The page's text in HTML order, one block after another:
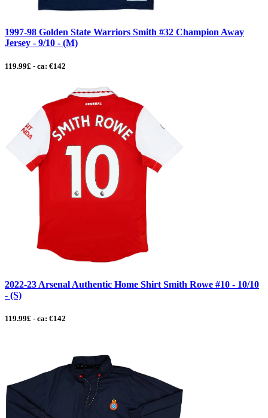
1997-98 Golden State Warriors Smith #32 Champion Away
Jersey - 9/10 - (M)
119.99£ - ca: €142
2022-23 Arsenal Authentic Home Shirt Smith Rowe #10 - 10/10
- (S)
119.99£ - ca: €142